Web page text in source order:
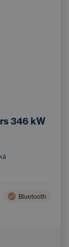
346 kW
Bluetooth